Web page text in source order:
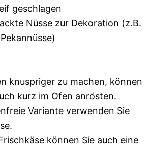
geschlagen
Nüsse zur Dekoration (z.B.
knuspriger zu machen, können
kurz im Ofen anrösten.
Variante verwenden Sie
können Sie auch eine